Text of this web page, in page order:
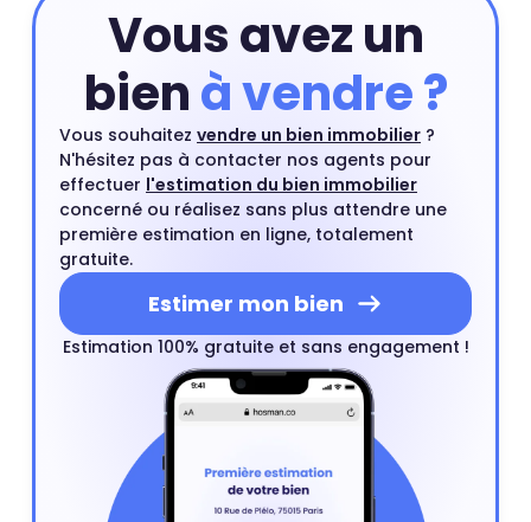
Vous avez un
bienà vendre ?
Vous souhaitez vendre un bien immobilier ?
N'hésitez pas à contacter nos agents pour
effectuer l'estimation du bien immobilier
concerné ou réalisez sans plus attendre une
première estimation en ligne, totalement
gratuite.
Estimer mon bien
Estimation 100% gratuite et sans engagement !